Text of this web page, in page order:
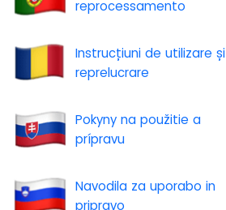
reprocessamento
Instrucțiuni de utilizare și
reprelucrare
Pokyny na použitie a
prípravu
Navodila za uporabo in
pripravo